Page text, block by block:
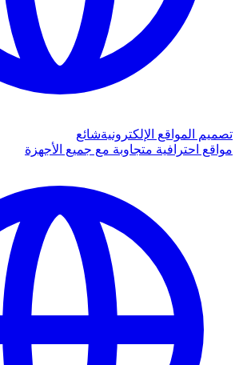
تصميم المواقع الإلكترونيةشائع
مواقع احترافية متجاوبة مع جميع الأجهزة